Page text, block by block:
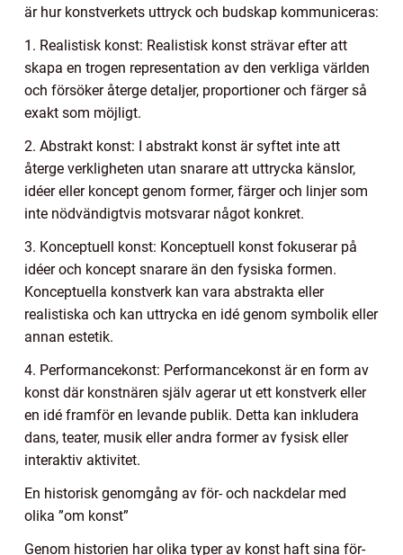
är hur konstverkets uttryck och budskap kommuniceras:
1. Realistisk konst: Realistisk konst strävar efter att
skapa en trogen representation av den verkliga världen
och försöker återge detaljer, proportioner och färger så
exakt som möjligt.
2. Abstrakt konst: I abstrakt konst är syftet inte att
återge verkligheten utan snarare att uttrycka känslor,
idéer eller koncept genom former, färger och linjer som
inte nödvändigtvis motsvarar något konkret.
3. Konceptuell konst: Konceptuell konst fokuserar på
idéer och koncept snarare än den fysiska formen.
Konceptuella konstverk kan vara abstrakta eller
realistiska och kan uttrycka en idé genom symbolik eller
annan estetik.
4. Performancekonst: Performancekonst är en form av
konst där konstnären själv agerar ut ett konstverk eller
en idé framför en levande publik. Detta kan inkludera
dans, teater, musik eller andra former av fysisk eller
interaktiv aktivitet.
En historisk genomgång av för- och nackdelar med
olika ”om konst”
Genom historien har olika typer av konst haft sina för-